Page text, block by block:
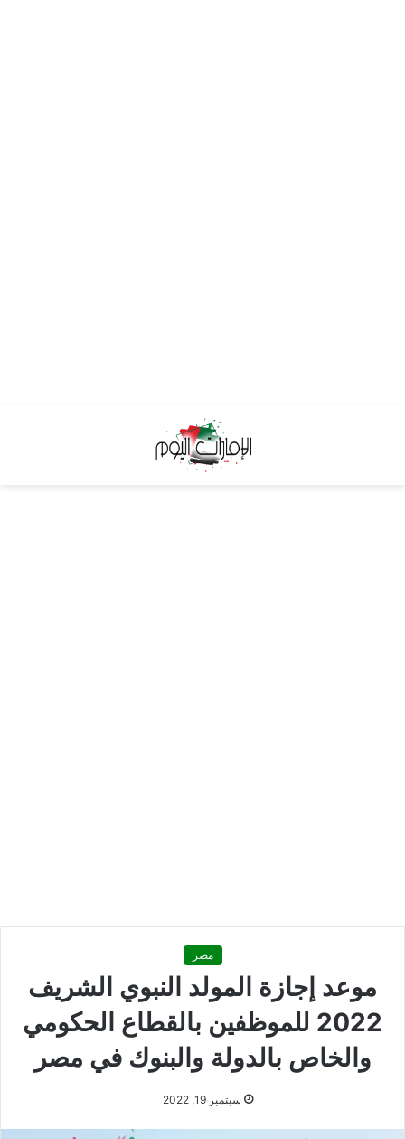
مصر
موعد إجازة المولد النبوي الشريف
2022 للموظفين بالقطاع الحكومي
والخاص بالدولة والبنوك في مصر
سبتمبر 19, 2022